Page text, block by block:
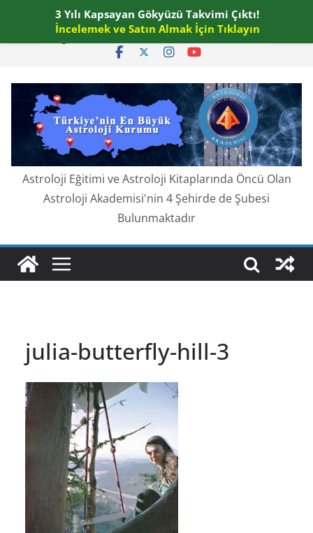
content
Perşembe, Ağustos 6, 2026
Astroloji Eğitimi ve Astroloji Kitaplarında Öncü Olan
Astroloji Akademisi'nin 4 Şehirde de Şubesi
Bulunmaktadır
julia-butterfly-hill-3
3 Yılı Kapsayan Gökyüzü Takvimi Çıktı!
İncelemek ve Satın Almak İçin Tıklayın